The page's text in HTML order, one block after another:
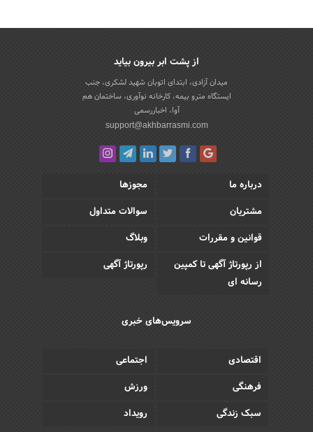
از پشت ابر بیرون بیاید
میدان آزادی، ابتدای اتوبان شهید لشکری، جنب
ایستگاه مترو بیمه، کارخانه نوآوری، ساختمان هم
آوا، اخباررسمی
support@akhbarrasmi.com
درباره ما
مجوزها
مشتریان
سوالات متداول
قوانین و مقررات
وبلاگ
از رپورتاژ آگهی تا کمپین
رسانه ای
رپورتاژ آگهی
سرویس‌های خبری
اقتصادی
اجتماعی
فرهنگی
ورزش
سبک زندگی
رویداد